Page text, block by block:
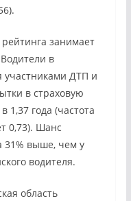
занимает
в
участниками ДТП и
в страховую
1,37 года (частота
0,73). Шанс
31% выше, чем у
водителя.
область